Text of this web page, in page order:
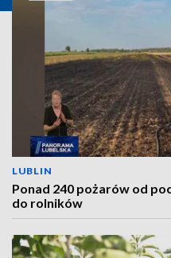
LUBLIN
Ponad 240 pożarów od
do rolników